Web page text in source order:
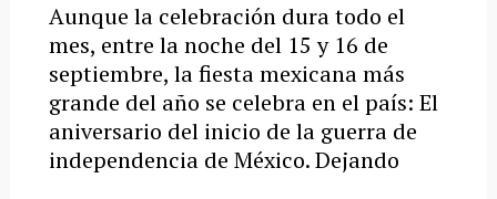
Aunque la celebración dura todo el
mes, entre la noche del 15 y 16 de
septiembre, la fiesta mexicana más
grande del año se celebra en el país: El
aniversario del inicio de la guerra de
independencia de México. Dejando